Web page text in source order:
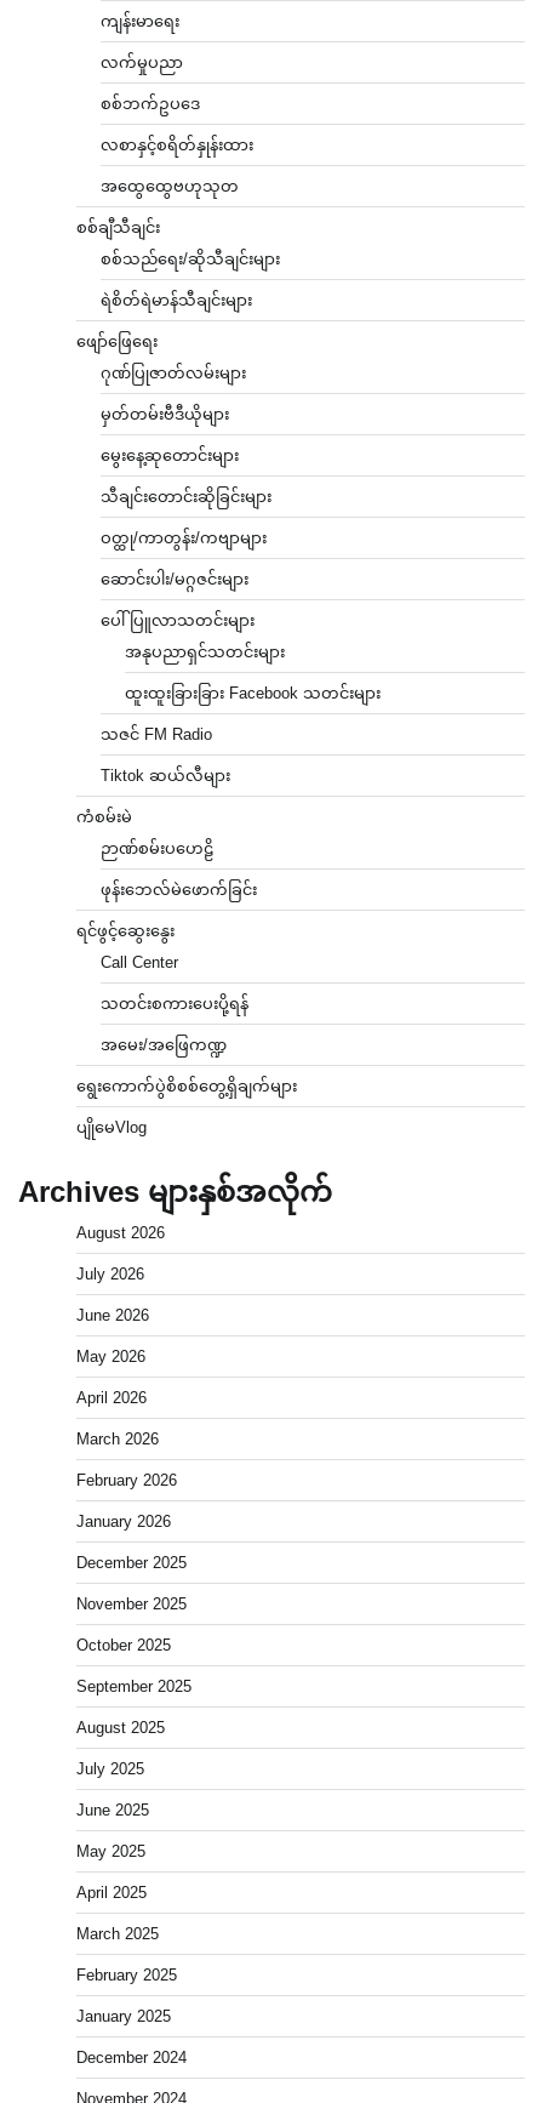
ကျန်းမာရေး
လက်မှုပညာ
စစ်ဘက်ဥပဒေ
လစာနှင့်စရိတ်နှုန်းထား
အထွေထွေဗဟုသုတ
စစ်ချီသီချင်း
စစ်သည်ရေး/ဆိုသီချင်းများ
ရဲစိတ်ရဲမာန်သီချင်းများ
ဖျော်ဖြေရေး
ဂုဏ်ပြုဇာတ်လမ်းများ
မှတ်တမ်းဗီဒီယိုများ
မွေးနေ့ဆုတောင်းများ
သီချင်းတောင်းဆိုခြင်းများ
ဝတ္ထု/ကာတွန်း/ကဗျာများ
ဆောင်းပါး/မဂ္ဂဇင်းများ
ပေါ်ပြူလာသတင်းများ
အနုပညာရှင်သတင်းများ
ထူးထူးခြားခြား Facebook သတင်းများ
သဇင် FM Radio
Tiktok ဆယ်လီများ
ကံစမ်းမဲ
ဉာဏ်စမ်းပဟေဠိ
ဖုန်းဘေလ်မဲဖောက်ခြင်း
ရင်ဖွင့်ဆွေးနွေး
Call Center
သတင်းစကားပေးပို့ရန်
အမေး/အဖြေကဏ္ဍ
ရွေးကောက်ပွဲစိစစ်တွေ့ရှိချက်များ
ပျိုမေVlog
Archives များနှစ်အလိုက်
August 2026
July 2026
June 2026
May 2026
April 2026
March 2026
February 2026
January 2026
December 2025
November 2025
October 2025
September 2025
August 2025
July 2025
June 2025
May 2025
April 2025
March 2025
February 2025
January 2025
December 2024
November 2024